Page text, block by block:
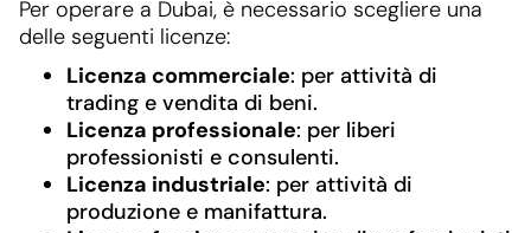
Per operare a Dubai, è necessario scegliere una
delle seguenti licenze:
Licenza commerciale: per attività di
trading e vendita di beni.
Licenza professionale: per liberi
professionisti e consulenti.
Licenza industriale: per attività di
produzione e manifattura.